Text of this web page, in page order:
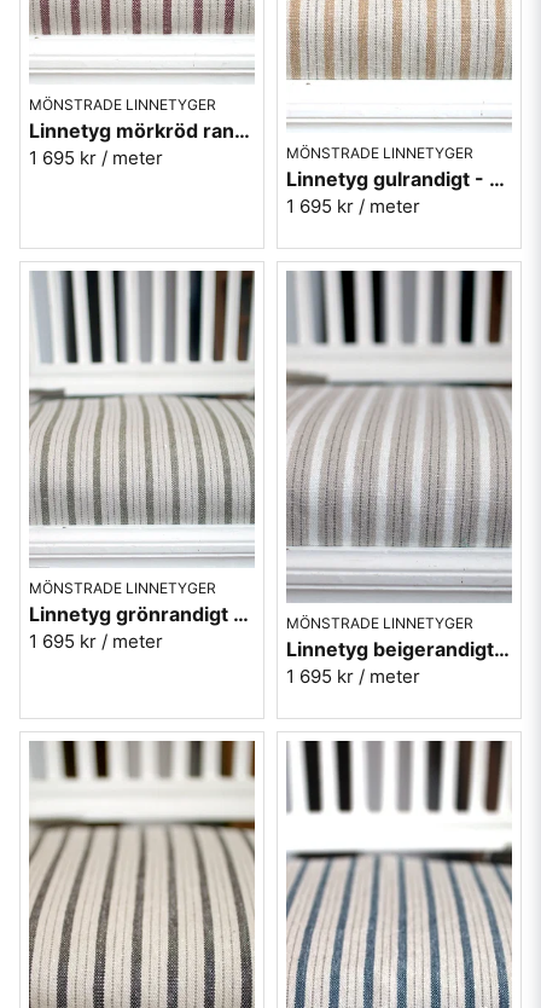
MÖNSTRADE LINNETYGER
Linnetyg mörkröd randigt - Tetbury Stripe - Sanderson
1 695 kr / meter MÖNSTRADE LINNETYGER
Linnetyg gulrandigt - Tetbury Stripe - Sanderson
1 695 kr / meter
MÖNSTRADE LINNETYGER
Linnetyg grönrandigt - Tetbury Stripe - Sanderson
1 695 kr / meter
MÖNSTRADE LINNETYGER
Linnetyg beigerandigt - Tetbury Stripe - Sanderson
1 695 kr / meter